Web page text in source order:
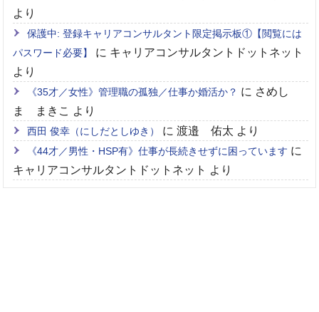
より
保護中: 登録キャリアコンサルタント限定掲示板①【閲覧には
パスワード必要】
に キャリアコンサルタントドットネット
より
《35才／女性》管理職の孤独／仕事か婚活か？ に さめし
ま まきこ より
西田 俊幸（にしだとしゆき） に渡邉 佑太 より
《44才／男性・HSP有》仕事が長続きせずに困っています に
キャリアコンサルタントドットネット より